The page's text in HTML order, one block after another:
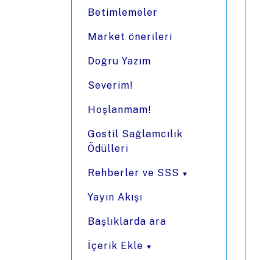
Betimlemeler
Market önerileri
Doğru Yazım
Severim!
Hoşlanmam!
Gostil Sağlamcılık
Ödülleri
Rehberler ve SSS
Yayın Akışı
Başlıklarda ara
İçerik Ekle